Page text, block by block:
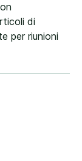
di
per riunioni